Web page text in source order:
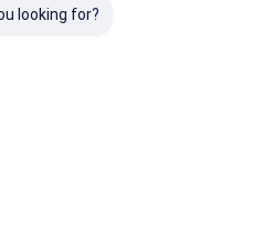
looking for?